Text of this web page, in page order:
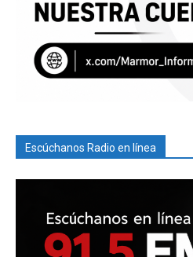
Escúchanos Radio en línea